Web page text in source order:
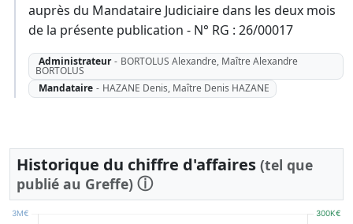
auprès du Mandataire Judiciaire dans les deux mois
de la présente publication - N° RG : 26/00017
Administrateur - BORTOLUS Alexandre, Maître Alexandre
BORTOLUS
Mandataire - HAZANE Denis, Maître Denis HAZANE
Historique du chiffre d'affaires (tel que
publié au Greffe) ⓘ